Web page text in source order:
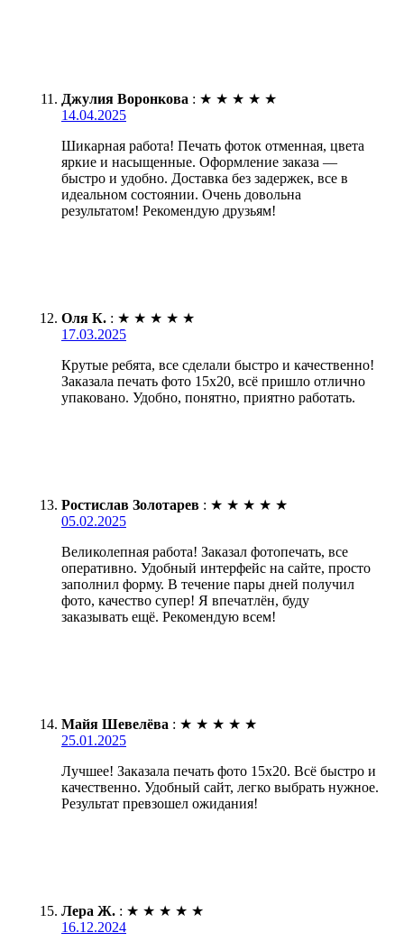
Джулия Воронкова : ★ ★ ★ ★ ★
14.04.2025
Шикарная работа! Печать фоток отменная, цвета
яркие и насыщенные. Оформление заказа —
быстро и удобно. Доставка без задержек, все в
идеальном состоянии. Очень довольна
результатом! Рекомендую друзьям!
Оля К. : ★ ★ ★ ★ ★
17.03.2025
Крутые ребята, все сделали быстро и качественно!
Заказала печать фото 15х20, всё пришло отлично
упаковано. Удобно, понятно, приятно работать.
Ростислав Золотарев : ★ ★ ★ ★ ★
05.02.2025
Великолепная работа! Заказал фотопечать, все
оперативно. Удобный интерфейс на сайте, просто
заполнил форму. В течение пары дней получил
фото, качество супер! Я впечатлён, буду
заказывать ещё. Рекомендую всем!
Майя Шевелёва : ★ ★ ★ ★ ★
25.01.2025
Лучшее! Заказала печать фото 15х20. Всё быстро и
качественно. Удобный сайт, легко выбрать нужное.
Результат превзошел ожидания!
Лера Ж. : ★ ★ ★ ★ ★
16.12.2024